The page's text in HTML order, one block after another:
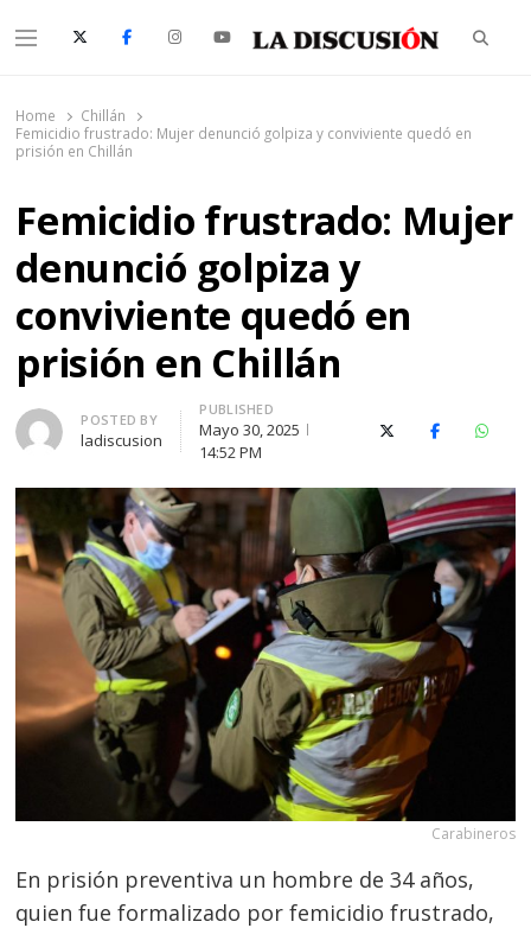
Menu
Home
Chillán
Femicidio frustrado: Mujer denunció golpiza y conviviente quedó en
prisión en Chillán
Femicidio frustrado: Mujer
denunció golpiza y
conviviente quedó en
prisión en Chillán
Author
POSTED BY
ladiscusion
PUBLISHED
Mayo 30, 2025
14:52 PM
X (Twitter)Facebook
Carabineros
En prisión preventiva un hombre de 34 años,
quien fue formalizado por femicidio frustrado,